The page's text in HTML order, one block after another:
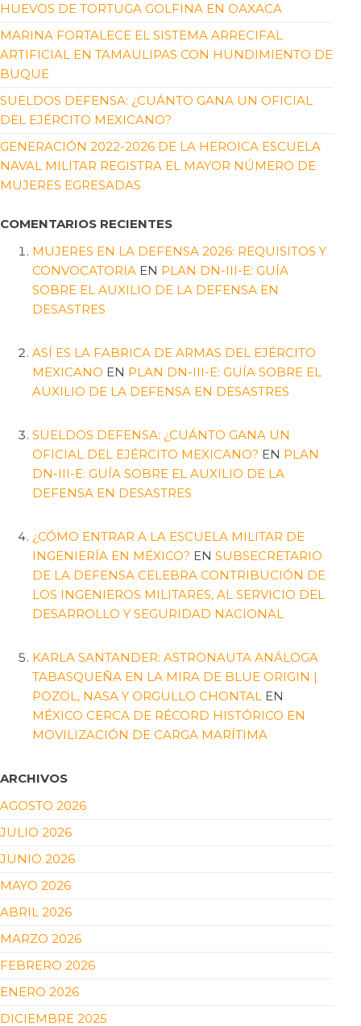
HUEVOS DE TORTUGA GOLFINA EN OAXACA
MARINA FORTALECE EL SISTEMA ARRECIFAL
ARTIFICIAL EN TAMAULIPAS CON HUNDIMIENTO DE
BUQUE
SUELDOS DEFENSA: ¿CUÁNTO GANA UN OFICIAL
DEL EJÉRCITO MEXICANO?
GENERACIÓN 2022-2026 DE LA HEROICA ESCUELA
NAVAL MILITAR REGISTRA EL MAYOR NÚMERO DE
MUJERES EGRESADAS
COMENTARIOS RECIENTES
MUJERES EN LA DEFENSA 2026: REQUISITOS Y
CONVOCATORIA EN PLAN DN-III-E: GUÍA
SOBRE EL AUXILIO DE LA DEFENSA EN
DESASTRES
ASÍ ES LA FABRICA DE ARMAS DEL EJÉRCITO
MEXICANO EN PLAN DN-III-E: GUÍA SOBRE EL
AUXILIO DE LA DEFENSA EN DESASTRES
SUELDOS DEFENSA: ¿CUÁNTO GANA UN
OFICIAL DEL EJÉRCITO MEXICANO? EN PLAN
DN-III-E: GUÍA SOBRE EL AUXILIO DE LA
DEFENSA EN DESASTRES
¿CÓMO ENTRAR A LA ESCUELA MILITAR DE
INGENIERÍA EN MÉXICO? EN SUBSECRETARIO
DE LA DEFENSA CELEBRA CONTRIBUCIÓN DE
LOS INGENIEROS MILITARES, AL SERVICIO DEL
DESARROLLO Y SEGURIDAD NACIONAL
KARLA SANTANDER: ASTRONAUTA ANÁLOGA
TABASQUEÑA EN LA MIRA DE BLUE ORIGIN |
POZOL, NASA Y ORGULLO CHONTAL EN
MÉXICO CERCA DE RÉCORD HISTÓRICO EN
MOVILIZACIÓN DE CARGA MARÍTIMA
ARCHIVOS
AGOSTO 2026
JULIO 2026
JUNIO 2026
MAYO 2026
ABRIL 2026
MARZO 2026
FEBRERO 2026
ENERO 2026
DICIEMBRE 2025